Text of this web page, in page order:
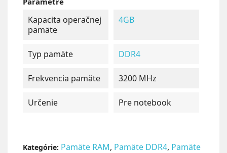
Kapacita operačnej
pamäte
4GB
Typ pamäte DDR4
Frekvencia pamäte 3200 MHz
Určenie Pre notebook
Kategórie: Pamäte RAM, Pamäte DDR4, Pamäte